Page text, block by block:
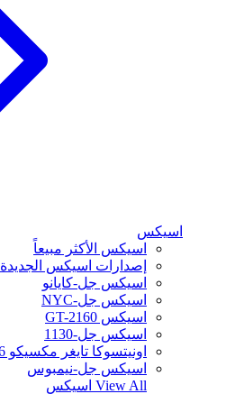
اسيكس
اسيكس الأكثر مبيعاً
إصدارات اسيكس الجديدة
اسيكس جل-كايانو
اسيكس جل-NYC
اسيكس GT-2160
اسيكس جل-1130
اونيتسوكا تايغر مكسيكو 66
اسيكس جل-نيمبوس
View All اسيكس